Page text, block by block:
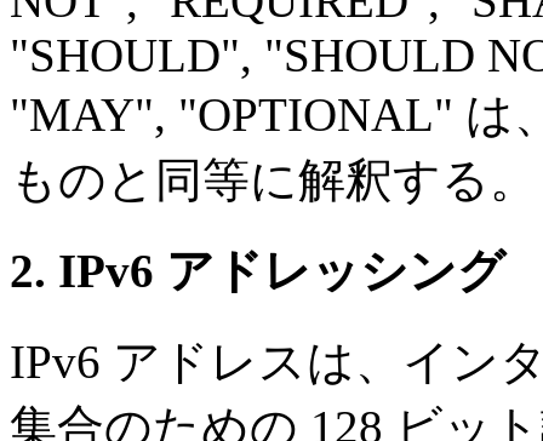
"SHOULD", "SHOULD
"MAY", "OPTIONAL" は
ものと同等に解釈する。
2. IPv6 アドレッシング
IPv6 アドレスは、イン
集合のための 128 ビッ